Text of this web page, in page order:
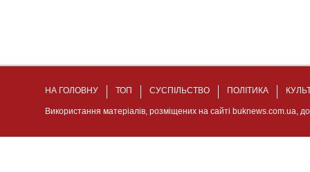
НА ГОЛОВНУ ТОП СУСПІЛЬСТВО ПОЛІТИКА
Використання матеріалів, розміщених на сайті buknews.com.ua,